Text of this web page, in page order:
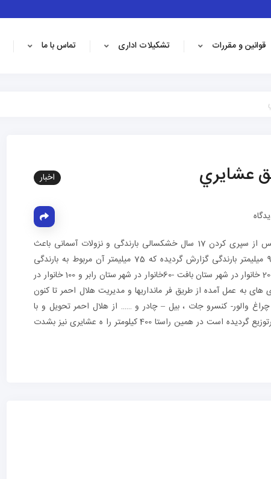
قوانین و مقررات تشکیلات اداری تماس با ما
عشايري اخبار
به گزارش روابط عمومی اداره کل امور عشاير استان كرمان پس از سپری کردن 17 سال خشکسالی بارندگی و نزولات آسمانی باعث
خوشحالی عشایر گردید. در شهر ستان بافت در سال جاری 95 میلیمتر بارندگی گزارش گردیده که 75 میلیمتر آن مربوط به بارندگی
روزهای اخیر بوده است این بارندگی با کوچ عشایر همزمان و 200 خانوار در شهر ستان بافت -60خانوار در شهر ستان رابر و 100 خانوار در
به عمل آمده از طریق فر مانداریها و مدیریت هلال احمر تا کنون
چراغ والور- کنسرو جات ، بیل – چادر و …… از هلال احمر تحویل و با
همکاری اداره امور عشایر عشایر شهر ستان بافت دربین عشایرتوزیع گردیده است در همین راستا 400 کیلومتر را ه عشایری نیز بشدت